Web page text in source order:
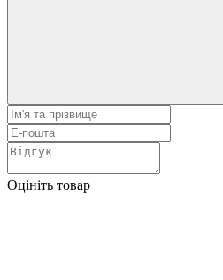
Оцініть товар